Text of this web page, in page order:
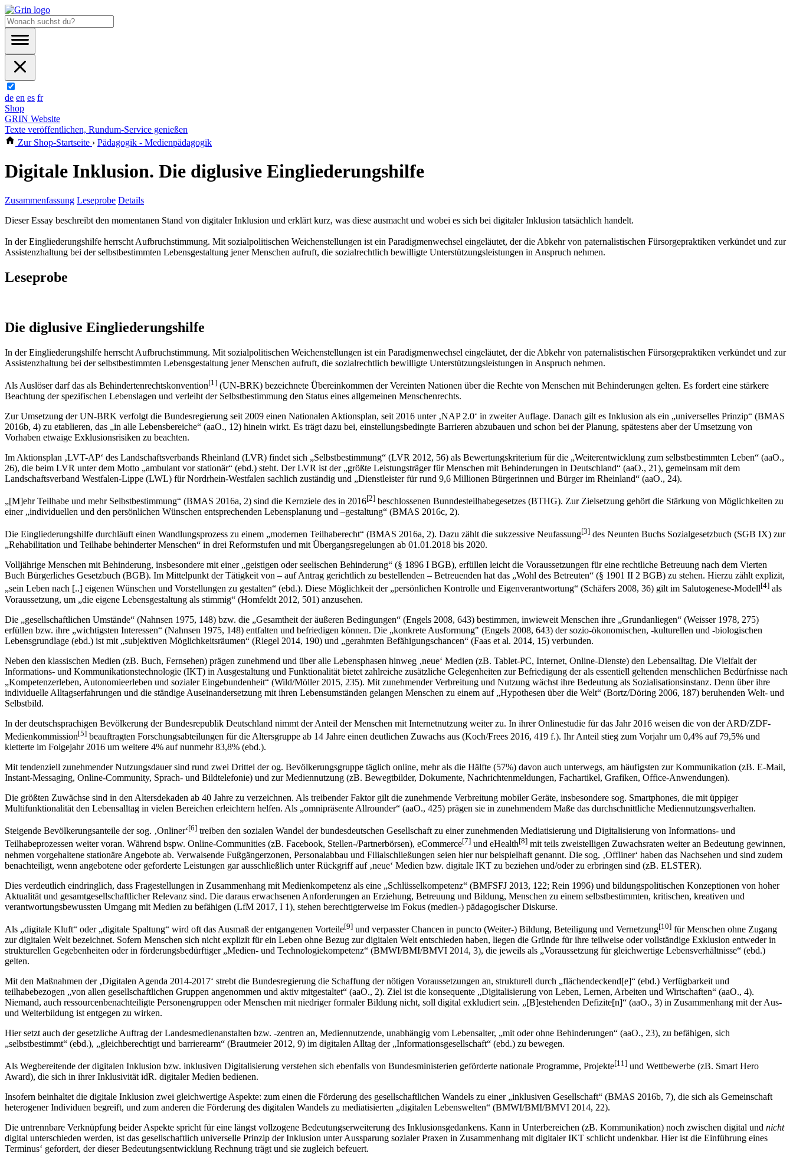
de en es fr
Shop
GRIN Website
Texte veröffentlichen, Rundum-Service genießen
Zur Shop-Startseite › Pädagogik - Medienpädagogik
Digitale Inklusion. Die diglusive Eingliederungshilfe
Zusammenfassung Leseprobe Details
Dieser Essay beschreibt den momentanen Stand von digitaler Inklusion und erklärt kurz, was diese ausmacht und wobei es sich bei digitaler Inklusion tatsächlich handelt.
In der Eingliederungshilfe herrscht Aufbruchstimmung. Mit sozialpolitischen Weichenstellungen ist ein Paradigmenwechsel eingeläutet, der die Abkehr von paternalistischen Fürsorgepraktiken verkündet und zur
Assistenzhaltung bei der selbstbestimmten Lebensgestaltung jener Menschen aufruft, die sozialrechtlich bewilligte Unterstützungsleistungen in Anspruch nehmen.
Leseprobe
Die diglusive Eingliederungshilfe
In der Eingliederungshilfe herrscht Aufbruchstimmung. Mit sozialpolitischen Weichenstellungen ist ein Paradigmenwechsel eingeläutet, der die Abkehr von paternalistischen Fürsorgepraktiken verkündet und zur
Assistenzhaltung bei der selbstbestimmten Lebensgestaltung jener Menschen aufruft, die sozialrechtlich bewilligte Unterstützungsleistungen in Anspruch nehmen.
Als Auslöser darf das als Behindertenrechtskonvention[1] (UN-BRK) bezeichnete Übereinkommen der Vereinten Nationen über die Rechte von Menschen mit Behinderungen gelten. Es fordert eine stärkere
Beachtung der spezifischen Lebenslagen und verleiht der Selbstbestimmung den Status eines allgemeinen Menschenrechts.
Zur Umsetzung der UN-BRK verfolgt die Bundesregierung seit 2009 einen Nationalen Aktionsplan, seit 2016 unter ‚NAP 2.0‘ in zweiter Auflage. Danach gilt es Inklusion als ein „universelles Prinzip“ (BMAS
2016b, 4) zu etablieren, das „in alle Lebensbereiche“ (aaO., 12) hinein wirkt. Es trägt dazu bei, einstellungsbedingte Barrieren abzubauen und schon bei der Planung, spätestens aber der Umsetzung von
Vorhaben etwaige Exklusionsrisiken zu be­achten.
Im Aktionsplan ‚LVT-AP‘ des Landschaftsverbands Rheinland (LVR) findet sich „Selbstbestimmung“ (LVR 2012, 56) als Bewertungskriterium für die „Weiterentwicklung zum selbstbestimmten Leben“ (aaO.,
26), die beim LVR unter dem Motto „ambulant vor stationär“ (ebd.) steht. Der LVR ist der „größte Leistungsträger für Menschen mit Behinderungen in Deutschland“ (aaO., 21), gemeinsam mit dem
Landschaftsverband Westfalen-Lippe (LWL) für Nordrhein-Westfalen sachlich zuständig und „Dienstleister für rund 9,6 Millionen Bürgerinnen und Bürger im Rheinland“ (aaO., 24).
„[M]ehr Teilhabe und mehr Selbstbestimmung“ (BMAS 2016a, 2) sind die Kernziele des in 2016[2] beschlossenen Bunndesteilhabegesetzes (BTHG). Zur Zielsetzung gehört die Stärkung von Möglichkeiten zu
einer „individuellen und den persönlichen Wünschen entsprechenden Lebensplanung und –gestaltung“ (BMAS 2016c, 2).
Die Eingliederungshilfe durchläuft einen Wandlungsprozess zu einem „modernen Teilhaberecht“ (BMAS 2016a, 2). Dazu zählt die sukzessive Neufassung[3] des Neunten Buchs Sozialgesetzbuch (SGB IX) zur
„Rehabilitation und Teilhabe behinderter Menschen“ in drei Reformstufen und mit Übergangsregelungen ab 01.01.2018 bis 2020.
Volljährige Menschen mit Behinderung, insbesondere mit einer „geistigen oder seelischen Behinderung“ (§ 1896 I BGB), erfüllen leicht die Voraussetzungen für eine rechtliche Betreuung nach dem Vierten
Buch Bürgerliches Gesetzbuch (BGB). Im Mittelpunkt der Tätigkeit von – auf Antrag gerichtlich zu bestellenden – Betreuenden hat das „Wohl des Betreuten“ (§ 1901 II 2 BGB) zu stehen. Hierzu zählt explizit,
„sein Leben nach [..] eigenen Wünschen und Vorstellungen zu gestalten“ (ebd.). Diese Möglichkeit der „persönlichen Kontrolle und Eigenverantwortung“ (Schäfers 2008, 36) gilt im Salutogenese-Modell[4] als
Voraussetzung, um „die eigene Lebensgestaltung als stimmig“ (Homfeldt 2012, 501) anzusehen.
Die „gesellschaftlichen Umstände“ (Nahnsen 1975, 148) bzw. die „Gesamtheit der äußeren Bedingungen“ (Engels 2008, 643) bestimmen, inwieweit Menschen ihre „Grundanliegen“ (Weisser 1978, 275)
erfüllen bzw. ihre „wichtigsten Interessen“ (Nahnsen 1975, 148) entfalten und befriedigen können. Die „konkrete Ausformung" (Engels 2008, 643) der sozio­-ökonomischen, -kulturellen und -biologischen
Lebensgrundlage (ebd.) ist mit „subjektiven Möglichkeitsräumen“ (Riegel 2014, 190) und „gerahmten Befähigungschancen“ (Faas et al. 2014, 15) verbunden.
Neben den klassischen Medien (zB. Buch, Fernsehen) prägen zunehmend und über alle Lebensphasen hinweg ‚neue‘ Medien (zB. Tablet-PC, Internet, Online-Dienste) den Lebensalltag. Die Vielfalt der
Informations- und Kommunikationstechnologie (IKT) in Ausgestaltung und Funktionalität bietet zahlreiche zusätzliche Gelegenheiten zur Befriedigung der als essentiell geltenden menschlichen Bedürfnisse nach
„Kompetenzerleben, Autonomieerleben und sozialer Eingebundenheit“ (Wild/Möller 2015, 235). Mit zunehmender Verbreitung und Nutzung wächst ihre Bedeutung als Sozialisationsinstanz. Denn über ihre
individuelle Alltagserfahrungen und die ständige Auseinandersetzung mit ihren Lebensumständen gelangen Menschen zu einem auf „Hypothesen über die Welt“ (Bortz/Döring 2006, 187) beruhenden Welt- und
Selbstbild.
In der deutschsprachigen Bevölkerung der Bundesrepublik Deutschland nimmt der Anteil der Menschen mit Internetnutzung weiter zu. In ihrer Onlinestudie für das Jahr 2016 weisen die von der ARD/ZDF-
Medienkommission[5] beauftragten Forschungsabtei­lungen für die Altersgruppe ab 14 Jahre einen deutlichen Zuwachs aus (Koch/Frees 2016, 419 f.). Ihr Anteil stieg zum Vorjahr um 0,4% auf 79,5% und
kletterte im Folgejahr 2016 um weitere 4% auf nunmehr 83,8% (ebd.).
Mit tendenziell zunehmender Nutzungsdauer sind rund zwei Drittel der og. Bevöl­kerungsgruppe täglich online, mehr als die Hälfte (57%) davon auch unterwegs, am häufigsten zur Kommunikation (zB. E-Mail,
Instant-Messaging, Online-Community, Sprach- und Bildtelefonie) und zur Mediennutzung (zB. Bewegtbilder, Dokumente, Nachrichtenmeldungen, Fachartikel, Grafiken, Office-Anwendungen).
Die größten Zuwächse sind in den Altersdekaden ab 40 Jahre zu verzeichnen. Als treibender Faktor gilt die zunehmende Verbreitung mobiler Geräte, insbesondere sog. Smartphones, die mit üppiger
Multifunktionalität den Lebensalltag in vielen Bereichen erleichtern helfen. Als „omnipräsente Allrounder“ (aaO., 425) prägen sie in zunehmendem Maße das durchschnittliche Mediennutzungsverhalten.
Steigende Bevölkerungsanteile der sog. ‚Onliner‘[6] treiben den sozialen Wandel der bundesdeutschen Gesellschaft zu einer zunehmenden Mediatisierung und Digitalisierung von Informations- und
Teilhabeprozessen weiter voran. Während bspw. Online-Communities (zB. Facebook, Stellen-/Partnerbörsen), eCommerce[7] und eHealth[8] mit teils zweistelligen Zuwachsraten weiter an Bedeutung gewinnen,
nehmen vorgehaltene stationäre Angebote ab. Verwaisende Fußgängerzonen, Personalabbau und Filial­schließungen seien hier nur beispielhaft genannt. Die sog. ‚Offliner‘ haben das Nachsehen und sind zudem
benachteiligt, wenn angebotene oder geforderte Leistungen gar ausschließlich unter Rückgriff auf ‚neue‘ Medien bzw. digitale IKT zu beziehen und/oder zu erbringen sind (zB. ELSTER).
Dies verdeutlich eindringlich, dass Fragestellungen in Zusammenhang mit Medienkompetenz als eine „Schlüsselkompetenz“ (BMFSFJ 2013, 122; Rein 1996) und bildungspolitischen Konzeptionen von hoher
Aktualität und gesamtgesellschaftlicher Relevanz sind. Die daraus erwachsenen Anforderungen an Erziehung, Betreuung und Bildung, Menschen zu einem selbstbestimmten, kritischen, kreativen und
verantwortungsbewussten Umgang mit Medien zu befähigen (LfM 2017, I 1), stehen berechtigterweise im Fokus (medien-) pädagogischer Diskurse.
Als „digitale Kluft“ oder „digitale Spaltung“ wird oft das Ausmaß der entgangenen Vorteile[9] und verpasster Chancen in puncto (Weiter-) Bildung, Beteiligung und Vernetzung[10] für Menschen ohne Zugang
zur digitalen Welt bezeichnet. Sofern Menschen sich nicht explizit für ein Leben ohne Bezug zur digitalen Welt entschieden haben, liegen die Gründe für ihre teilweise oder vollständige Exklusion entweder in
strukturellen Gegebenheiten oder in förderungsbedürftiger „Medien- und Technologiekompetenz“ (BMWI/BMI/BMVI 2014, 3), die jeweils als „Voraussetzung für gleichwertige Lebensverhältnisse“ (ebd.)
gelten.
Mit den Maßnahmen der ‚Digitalen Agenda 2014-2017‘ strebt die Bundesregierung die Schaffung der nötigen Voraussetzungen an, strukturell durch „flächendeckend[e]“ (ebd.) Verfügbarkeit und
teilhabebezogen „von allen gesellschaftlichen Gruppen angenommen und aktiv mitgestaltet“ (aaO., 2). Ziel ist die konsequente „Digitalisierung von Leben, Lernen, Arbeiten und Wirtschaften“ (aaO., 4).
Niemand, auch ressourcenbenachteiligte Personengruppen oder Menschen mit niedriger formaler Bildung nicht, soll digital exkludiert sein. „[B]estehenden Defizi­te[n]“ (aaO., 3) in Zusammenhang mit der Aus-
und Weiterbildung ist entgegen zu wirken.
Hier setzt auch der gesetzliche Auftrag der Landesmedienanstalten bzw. -zentren an, Mediennutzende, unabhängig vom Lebensalter, „mit oder ohne Behinderungen“ (aaO., 23), zu befähigen, sich
„selbstbestimmt“ (ebd.), „gleichberechtigt und barrierearm“ (Brautmeier 2012, 9) im digitalen Alltag der „Informationsgesellschaft“ (ebd.) zu bewegen.
Als Wegbereitende der digitalen Inklusion bzw. inklusiven Digitalisierung verstehen sich ebenfalls von Bundesministerien geförderte nationale Programme, Projekte[11] und Wettbewerbe (zB. Smart Hero
Award), die sich in ihrer Inklusivität idR. digitaler Medien bedienen.
Insofern beinhaltet die digitale Inklusion zwei gleichwertige Aspekte: zum einen die Förderung des gesellschaftlichen Wandels zu einer „inklusiven Gesellschaft“ (BMAS 2016b, 7), die sich als Gemeinschaft
heterogener Individuen begreift, und zum anderen die Förderung des digitalen Wandels zu mediatisierten „digitalen Lebenswelten“ (BMWI/BMI/BMVI 2014, 22).
Die untrennbare Verknüpfung beider Aspekte spricht für eine längst vollzogene Bedeutungserweiterung des Inklusionsgedankens. Kann in Unterbereichen (zB. Kommunikation) noch zwischen digital und nicht
digital unterschieden werden, ist das gesellschaftlich universelle Prinzip der Inklusion unter Aussparung sozialer Praxen in Zusammenhang mit digitaler IKT schlicht undenkbar. Hier ist die Einführung eines
Terminus‘ gefordert, der dieser Bedeutungsentwicklung Rechnung trägt und sie zugleich befeuert.